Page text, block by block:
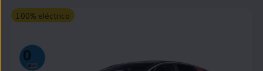
100% eléctrico